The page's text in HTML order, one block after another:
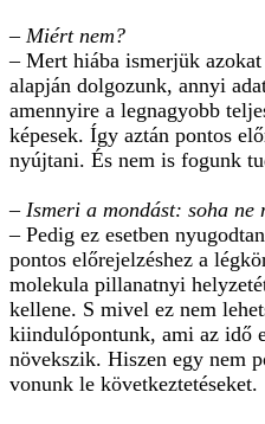
– Miért nem?
– Mert hiába ismerjük
alapján dolgozunk, annyi
amennyire a legnagyobb
képesek. Így aztán pontos
nyújtani. És nem is fogunk
– Ismeri a mondást: soha ne
– Pedig ez esetben
pontos előrejelzéshez a
molekula pillanatnyi
kellene. S mivel ez nem
kiindulópontunk, ami az idő
növekszik. Hiszen egy nem
vonunk le következtetéseket.